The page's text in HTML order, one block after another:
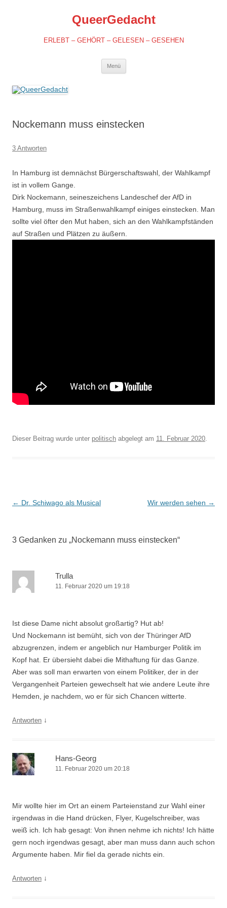
QueerGedacht
ERLEBT – GEHÖRT – GELESEN – GESEHEN
Menü
Nockemann muss einstecken
3 Antworten
In Hamburg ist demnächst Bürgerschaftswahl, der Wahlkampf
ist in vollem Gange.
Dirk Nockemann, seineszeichens Landeschef der AfD in
Hamburg, muss im Straßenwahlkampf einiges einstecken. Man
sollte viel öfter den Mut haben, sich an den Wahlkampfständen
auf Straßen und Plätzen zu äußern.
Dieser Beitrag wurde unter politisch abgelegt am 11. Februar 2020.
Beitrags-
← Dr. Schiwago als Musical Wir werden sehen →
3 Gedanken zu „Nockemann muss einstecken“
Trulla
11. Februar 2020 um 19:18
Ist diese Dame nicht absolut großartig? Hut ab!
Und Nockemann ist bemüht, sich von der Thüringer AfD
abzugrenzen, indem er angeblich nur Hamburger Politik im
Kopf hat. Er übersieht dabei die Mithaftung für das Ganze.
Aber was soll man erwarten von einem Politiker, der in der
Vergangenheit Parteien gewechselt hat wie andere Leute ihre
Hemden, je nachdem, wo er für sich Chancen witterte.
Antworten ↓
Hans-Georg
11. Februar 2020 um 20:18
Mir wollte hier im Ort an einem Parteienstand zur Wahl einer
irgendwas in die Hand drücken, Flyer, Kugelschreiber, was
weiß ich. Ich hab gesagt: Von ihnen nehme ich nichts! Ich hätte
gern noch irgendwas gesagt, aber man muss dann auch schon
Argumente haben. Mir fiel da gerade nichts ein.
Antworten ↓